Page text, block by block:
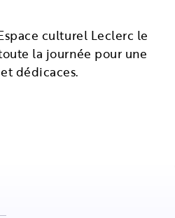
culturel Leclerc le
la journée pour une
dédicaces.